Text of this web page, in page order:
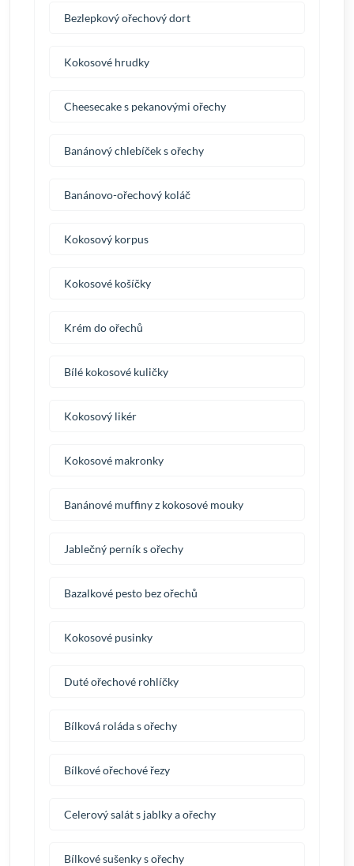
Bezlepkový ořechový dort
Kokosové hrudky
Cheesecake s pekanovými ořechy
Banánový chlebíček s ořechy
Banánovo-ořechový koláč
Kokosový korpus
Kokosové košíčky
Krém do ořechů
Bílé kokosové kuličky
Kokosový likér
Kokosové makronky
Banánové muffiny z kokosové mouky
Jablečný perník s ořechy
Bazalkové pesto bez ořechů
Kokosové pusinky
Duté ořechové rohlíčky
Bílková roláda s ořechy
Bílkové ořechové řezy
Celerový salát s jablky a ořechy
Bílkové sušenky s ořechy